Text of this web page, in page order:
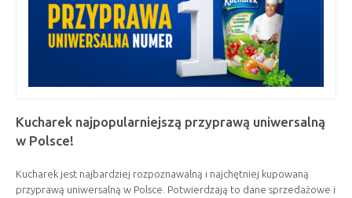
Kucharek najpopularniejszą przyprawą uniwersalną
w Polsce!
Kucharek jest najbardziej rozpoznawalną i najchętniej kupowaną
przyprawą uniwersalną w Polsce. Potwierdzają to dane sprzedażowe i